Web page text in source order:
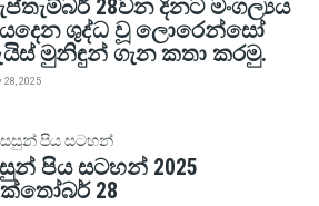
28වන දිනට මංගල්‍යය
ශුද්ධ වූ ලොරෙන්සෝ
මුනිඳුන් ගැන කතා කරමු.
28, 2025
සසුන් පිය සටහන්
පිය සටහන් 2025
28